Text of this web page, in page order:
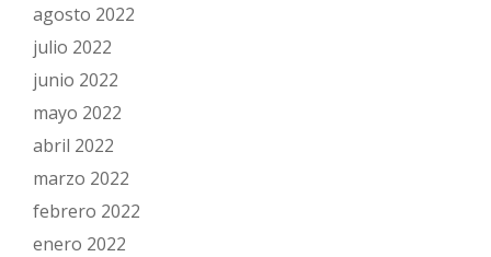
agosto 2022
julio 2022
junio 2022
mayo 2022
abril 2022
marzo 2022
febrero 2022
enero 2022